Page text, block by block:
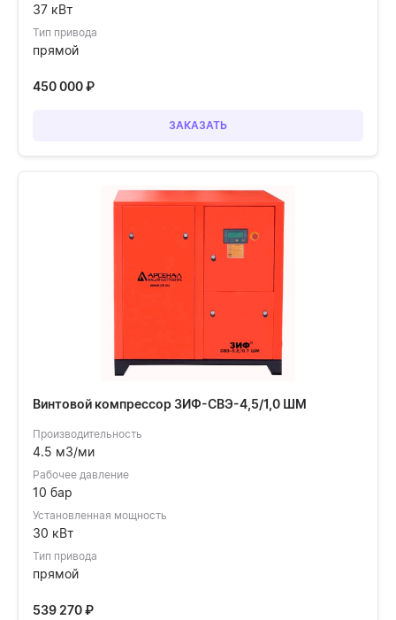
37 кВт
Тип привода
прямой
450 000₽
ЗАКАЗАТЬ
Винтовой компрессор ЗИФ-СВЭ-4,5/1,0 ШМ
Производительность
4.5 м3/ми
Рабочее давление
10 бар
Установленная мощность
30 кВт
Тип привода
прямой
539 270₽